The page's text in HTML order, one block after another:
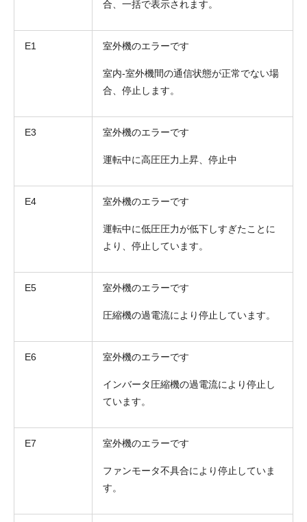
合、一括で表示されます。
E1 室外機のエラーです
室内-室外機間の通信状態が正常でない場
合、停止します。
E3 室外機のエラーです
運転中に高圧圧力上昇、停止中
E4 室外機のエラーです
運転中に低圧圧力が低下しすぎたことに
より、停止しています。
E5 室外機のエラーです
圧縮機の過電流により停止しています。
E6 室外機のエラーです
インバータ圧縮機の過電流により停止し
ています。
E7 室外機のエラーです
ファンモータ不具合により停止していま
す。
折り返しのご連絡
(ご選択ください)